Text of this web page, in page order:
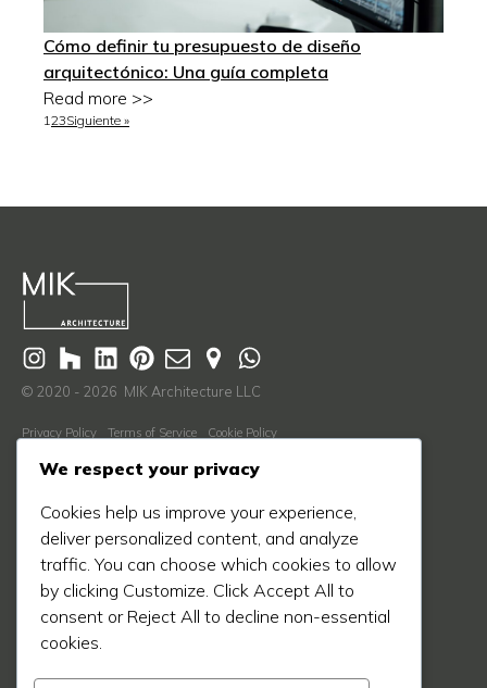
Cómo definir tu presupuesto de diseño
arquitectónico: Una guía completa
Read more >>
123Siguiente »
© 2020 - 2026 MIK Architecture LLC
Privacy Policy Terms of Service Cookie Policy
Descubre Más
Proceso
Blog
Proyectos
Prensa
We respect your privacy
Cookies help us improve your experience,
deliver personalized content, and analyze
traffic. You can choose which cookies to allow
by clicking Customize. Click Accept All to
consent or Reject All to decline non-essential
cookies.